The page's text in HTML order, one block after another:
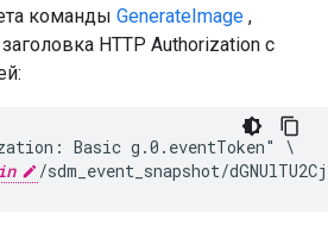
команды GenerateImage ,
HTTP Authorization с
Basic g.0.eventToken" \
/sdm_event_snapshot/